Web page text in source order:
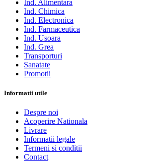
Ind. Alimentara
Ind. Chimica
Ind. Electronica
Ind. Farmaceutica
Ind. Usoara
Ind. Grea
Transporturi
Sanatate
Promotii
Informatii utile
Despre noi
Acoperire Nationala
Livrare
Informatii legale
Termeni si conditii
Contact